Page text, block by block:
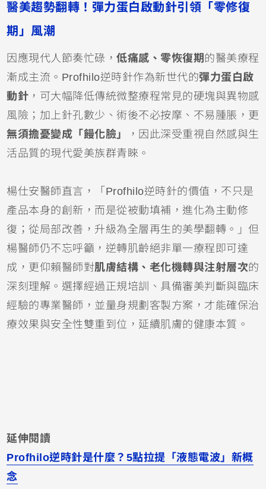
醫美趨勢翻轉！彈力蛋白啟動針引領「零修復
期」風潮
因應現代人節奏忙碌，低痛感、零恢復期 的醫美療程
漸成主流。Profhilo逆時針作為新世代的彈力蛋白啟
動針 ，可大幅降低傳統微整療程常見的硬塊與異物感
風險；加上針孔數少、術後不必按摩、不易腫脹，更
無須擔憂變成「饅化臉」
，因此深受重視自然感與生
活品質的現代愛美族群青睞。
楊仕安醫師直言，「Profhilo逆時針的價值，不只是
產品本身的創新，而是從被動填補，進化為主動修
復；從局部改善，升級為全層再生的美學翻轉。」但
楊醫師仍不忘呼籲，逆轉肌齡絕非單一療程即可達
成，更仰賴醫師對肌膚結構、老化機轉與注射層次的
深刻理解。選擇經過正規培訓、具備審美判斷與臨床
經驗的專業醫師，並量身規劃客製方案，才能確保治
療效果與安全性雙重到位，延續肌膚的健康本質。
延伸閱讀
Profhilo逆時針是什麼？5點拉提「液態電波」新概
念